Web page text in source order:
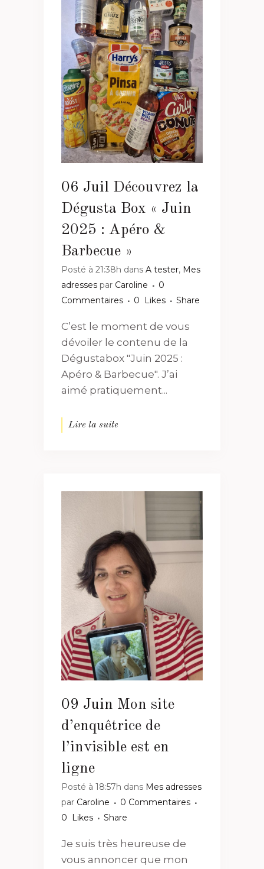
06 Juil Découvrez la
Dégusta Box « Juin
2025 : Apéro &
Barbecue »
Posté à 21:38h dans A tester, Mes
adresses par Caroline
0
Commentaires
0 Likes Share
C’est le moment de vous
dévoiler le contenu de la
Dégustabox "Juin 2025 :
Apéro & Barbecue". J’ai
aimé pratiquement...
Lire la suite
09 Juin Mon site
d’enquêtrice de
l’invisible est en
ligne
Posté à 18:57h dans Mes adresses
par Caroline
0 Commentaires
0
Likes Share
Je suis très heureuse de
vous annoncer que mon